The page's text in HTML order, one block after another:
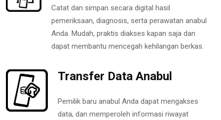
Catat dan simpan secara digital hasil
pemeriksaan, diagnosis, serta perawatan anabul
Anda. Mudah, praktis diakses kapan saja dan
dapat membantu mencegah kehilangan berkas.
Transfer Data Anabul
Pemilik baru anabul Anda dapat mengakses
data, dan memperoleh informasi riwayat